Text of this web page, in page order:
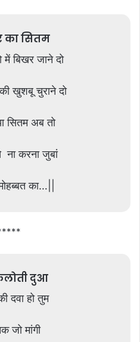
का सितम
में बिखर जाने दो
खुशबू चुराने दो
सितम अब तो
ना करना जुबां
का…||
दुआ
दवा हो तुम
जो मांगी